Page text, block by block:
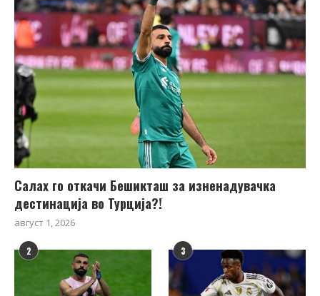
Салах го откачи Бешикташ за изненадувачка
дестинација во Турција?!
август 1, 2026
2 3